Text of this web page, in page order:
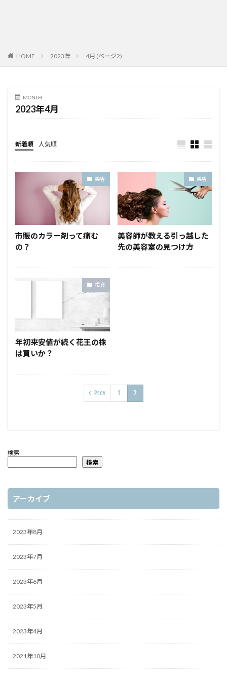
HOME 2023年 4月 (ページ2)
MONTH
2023年4月
新着順 人気順
美容
市販のカラー剤って痛む
の？
美容
美容師が教える引っ越した
先の美容室の見つけ方
投資
年初来安値が続く花王の株
は買いか？
Prev 1 2
検索
検索
アーカイブ
2023年8月
2023年7月
2023年6月
2023年5月
2023年4月
2021年10月